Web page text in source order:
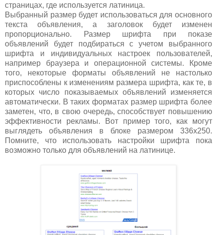
страницах, где используется латиница.
Выбранный размер будет использоваться для основного
текста объявления, а заголовок будет изменен
пропорционально. Размер шрифта при показе
объявлений будет подбираться с учетом выбранного
шрифта и индивидуальных настроек пользователей,
например браузера и операционной системы. Кроме
того, некоторые форматы объявлений не настолько
приспособлены к изменениям размера шрифта, как те, в
которых число показываемых объявлений изменяется
автоматически. В таких форматах размер шрифта более
заметен, что, в свою очередь, способствует повышению
эффективности рекламы. Вот пример того, как могут
выглядеть объявления в блоке размером 336x250.
Помните, что использовать настройки шрифта пока
возможно только для объявлений на латинице.